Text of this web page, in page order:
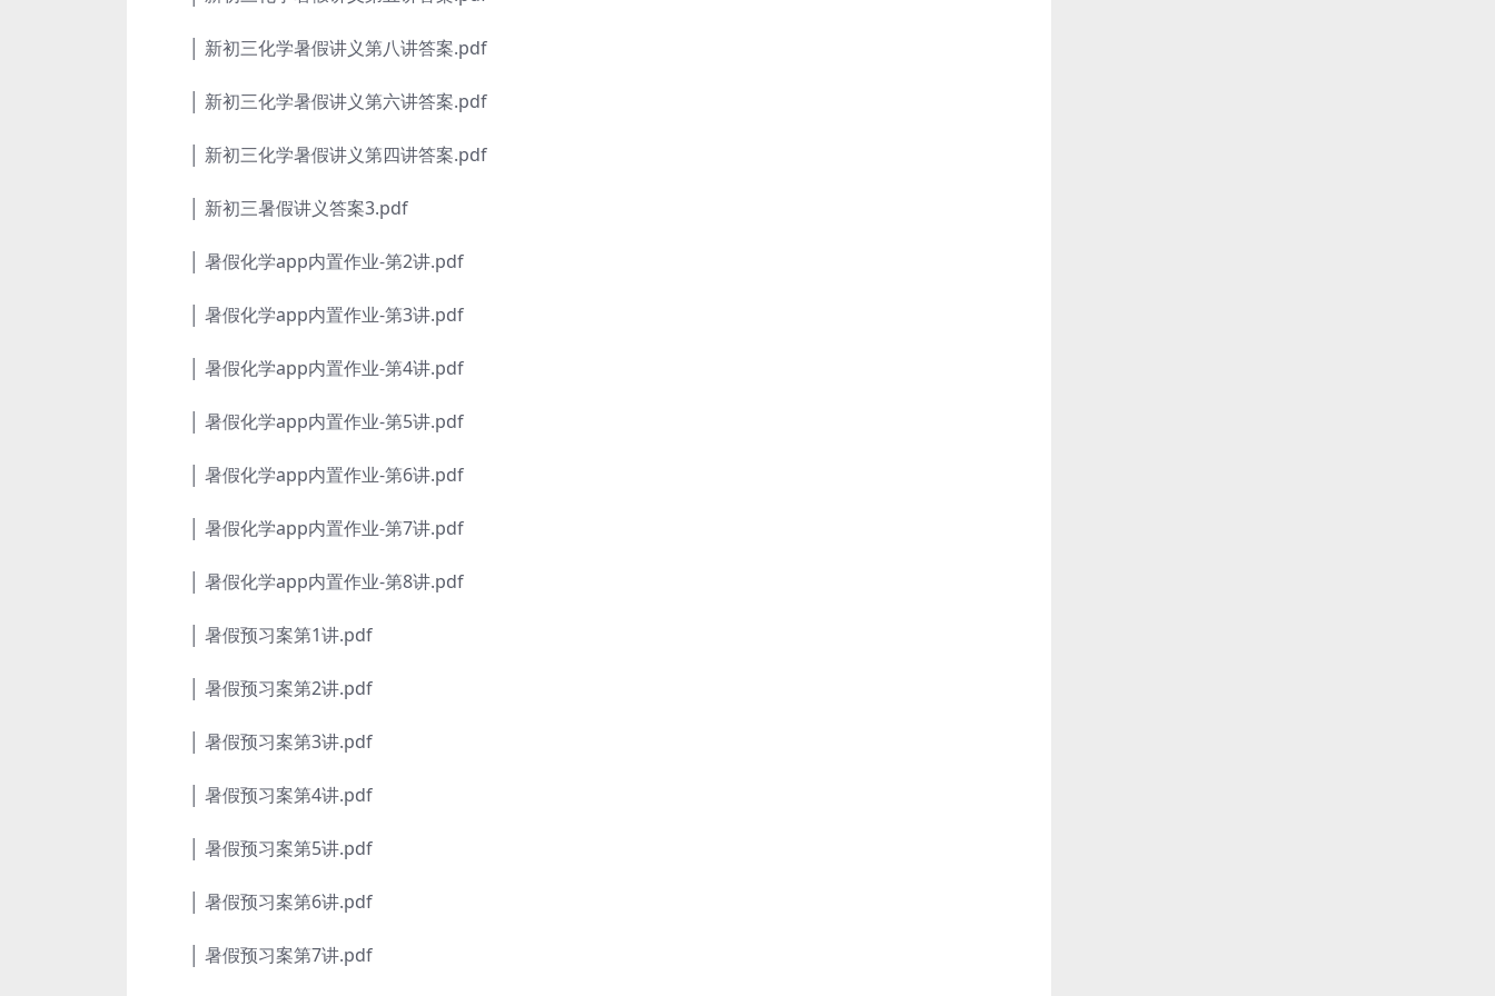
│ 新初三化学暑假讲义第八讲答案.pdf
│ 新初三化学暑假讲义第六讲答案.pdf
│ 新初三化学暑假讲义第四讲答案.pdf
│ 新初三暑假讲义答案3.pdf
│ 暑假化学app内置作业-第2讲.pdf
│ 暑假化学app内置作业-第3讲.pdf
│ 暑假化学app内置作业-第4讲.pdf
│ 暑假化学app内置作业-第5讲.pdf
│ 暑假化学app内置作业-第6讲.pdf
│ 暑假化学app内置作业-第7讲.pdf
│ 暑假化学app内置作业-第8讲.pdf
│ 暑假预习案第1讲.pdf
│ 暑假预习案第2讲.pdf
│ 暑假预习案第3讲.pdf
│ 暑假预习案第4讲.pdf
│ 暑假预习案第5讲.pdf
│ 暑假预习案第6讲.pdf
│ 暑假预习案第7讲.pdf